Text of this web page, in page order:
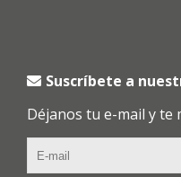
Suscríbete a
Déjanos tu e-mail y te